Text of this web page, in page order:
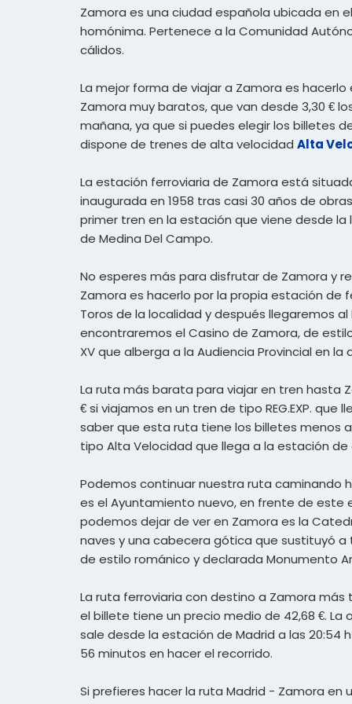
Zamora es una ciudad española ubicada en
homónima. Pertenece a la Comunidad
cálidos.
La mejor forma de viajar a Zamora es
Zamora muy baratos, que van desde 3,30 €
mañana, ya que si puedes elegir los billetes
dispone de trenes de alta velocidad Alta
La estación ferroviaria de Zamora está
inaugurada en 1958 tras casi 30 años de
primer tren en la estación que viene desde
de Medina Del Campo.
No esperes más para disfrutar de Zamora y
Zamora es hacerlo por la propia estación de
Toros de la localidad y después llegaremos
encontraremos el Casino de Zamora, de
XV que alberga a la Audiencia Provincial en la
La ruta más barata para viajar en tren hasta
€ si viajamos en un tren de tipo REG.EXP.
saber que esta ruta tiene los billetes menos
tipo Alta Velocidad que llega a la estación de
Podemos continuar nuestra ruta caminando
es el Ayuntamiento nuevo, en frente de este
podemos dejar de ver en Zamora es la
naves y una cabecera gótica que sustituyó a
de estilo románico y declarada Monumento
La ruta ferroviaria con destino a Zamora
el billete tiene un precio medio de 42,68 €.
sale desde la estación de Madrid a las 20:54
56 minutos en hacer el recorrido.
Si prefieres hacer la ruta Madrid - Zamora en